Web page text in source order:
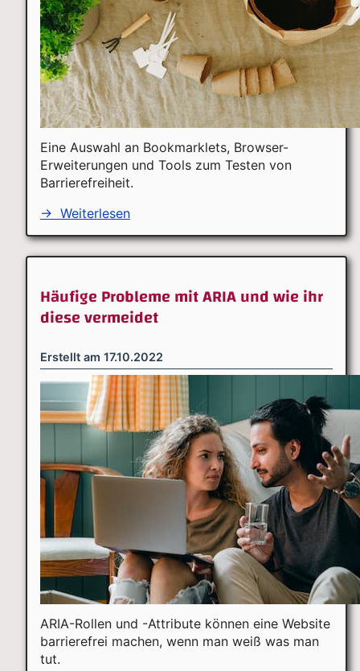
Eine Auswahl an Bookmarklets, Browser-
Erweiterungen und Tools zum Testen von
Barrierefreiheit.
→ Weiterlesen
Häufige Probleme mit ARIA und wie ihr
diese vermeidet
Erstellt am 17.10.2022
ARIA-Rollen und -Attribute können eine Website
barrierefrei machen, wenn man weiß was man
tut.